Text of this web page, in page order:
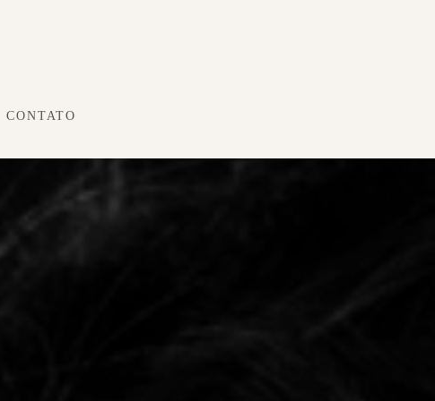
CONTATO